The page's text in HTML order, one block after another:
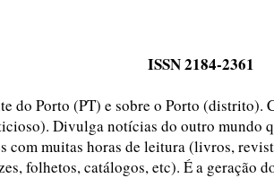
ISSN 2184-2361
do Porto (PT) e sobre o Porto (distrito).
Divulga notícias do outro mundo
com muitas horas de leitura (livros,
folhetos, catálogos, etc). É a geração